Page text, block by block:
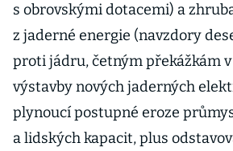
s obrovskými dotacemi) a
z jaderné energie (navzdory
proti jádru, četným překážkám
výstavby nových jaderných
plynoucí postupné eroze
a lidských kapacit, plus